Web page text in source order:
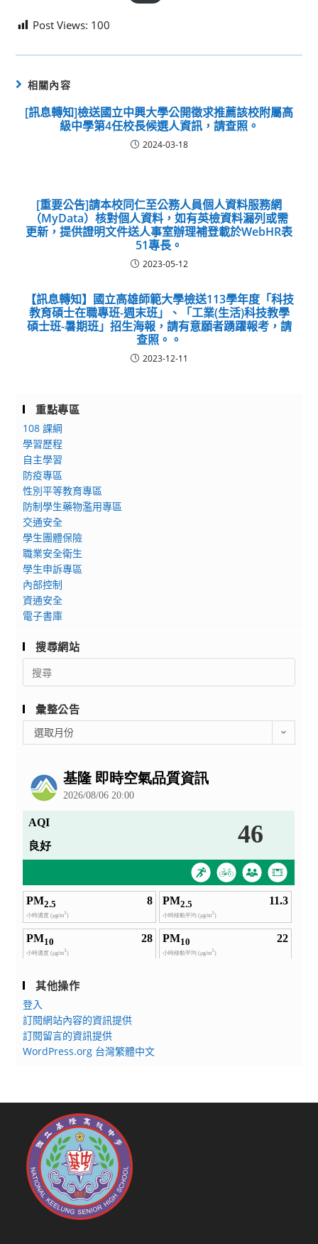
Post Views: 100
相關內容
[訊息轉知]檢送國立中興大學公開徵求推薦該校附屬高
級中學第4任校長候選人資訊，請查照。
2024-03-18
[重要公告]請本校同仁至公務人員個人資料服務網
（MyData）核對個人資料，如有英檢資料漏列或需
更新，提供證明文件送人事室辦理補登載於WebHR表
51專長。
2023-05-12
【訊息轉知】國立高雄師範大學檢送113學年度「科技
教育碩士在職專班-週末班」、「工業(生活)科技教學
碩士班-暑期班」招生海報，請有意願者踴躍報考，請
查照。。
2023-12-11
重點專區
108 課綱
學習歷程
自主學習
防疫專區
性別平等教育專區
防制學生藥物濫用專區
交通安全
學生團體保險
職業安全衛生
學生申訴專區
內部控制
資通安全
電子書庫
搜尋網站
Search
for:
彙整公告
整
選取月份
其他操作
登入
訂閱網站內容的資訊提供
訂閱留言的資訊提供
WordPress.org 台灣繁體中文